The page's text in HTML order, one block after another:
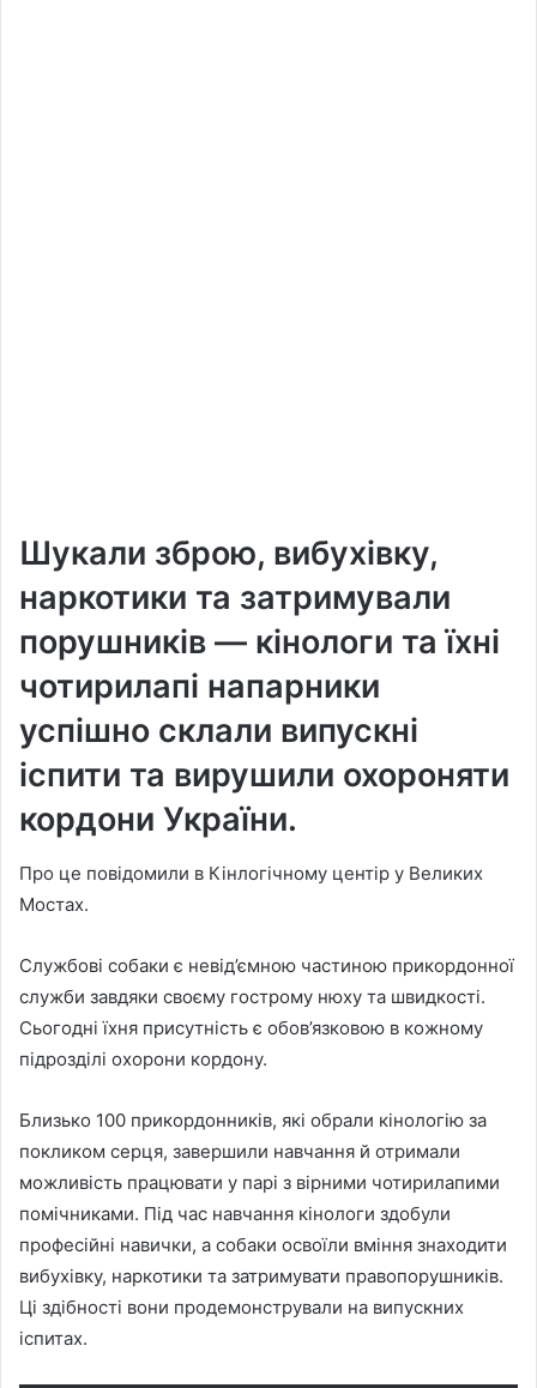
Шукали зброю, вибухівку,
наркотики та затримували
порушників — кінологи та їхні
чотирилапі напарники
успішно склали випускні
іспити та вирушили охороняти
кордони України.
Про це повідомили в Кінлогічному центір у Великих
Мостах.
Службові собаки є невід’ємною частиною прикордонної
служби завдяки своєму гострому нюху та швидкості.
Сьогодні їхня присутність є обов’язковою в кожному
підрозділі охорони кордону.
Близько 100 прикордонників, які обрали кінологію за
покликом серця, завершили навчання й отримали
можливість працювати у парі з вірними чотирилапими
помічниками. Під час навчання кінологи здобули
професійні навички, а собаки освоїли вміння знаходити
вибухівку, наркотики та затримувати правопорушників.
Ці здібності вони продемонстрували на випускних
іспитах.